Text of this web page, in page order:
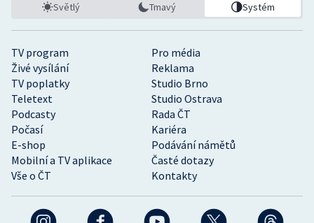
TV program
Pro média
Živé vysílání
Reklama
TV poplatky
Studio Brno
Teletext
Studio Ostrava
Podcasty
Rada ČT
Počasí
Kariéra
E-shop
Podávání námětů
Mobilní a TV aplikace
Časté dotazy
Vše o ČT
Kontakty
Světlý Tmavý Systém